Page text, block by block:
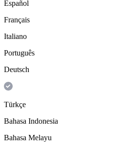
Español
Français
Italiano
Português
Deutsch
Türkçe
Bahasa Indonesia
Bahasa Melayu